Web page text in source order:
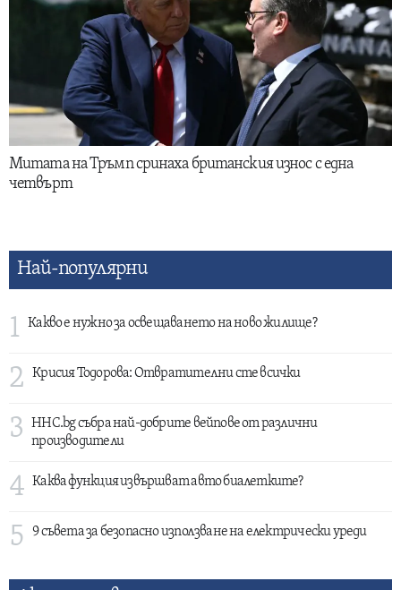
Митата на Тръмп сринаха британския износ с една
четвърт
Най-популярни
1 Какво е нужно за освещаването на ново жилище?
2 Крисия Тодорова: Отвратителни сте всички
3
HHC.bg събра най-добрите вейпове от различни
производители
4 Каква функция извършват авто биалетките?
5 9 съвета за безопасно използване на електрически уреди